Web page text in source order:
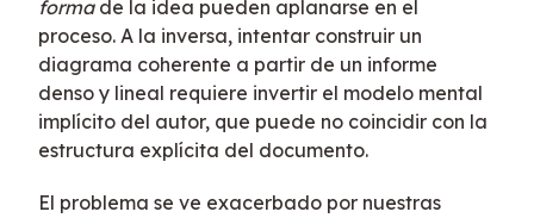
formade la idea pueden aplanarse en el
proceso. A la inversa, intentar construir un
diagrama coherente a partir de un informe
denso y lineal requiere invertir el modelo mental
implícito del autor, que puede no coincidir con la
estructura explícita del documento.
El problema se ve exacerbado por nuestras